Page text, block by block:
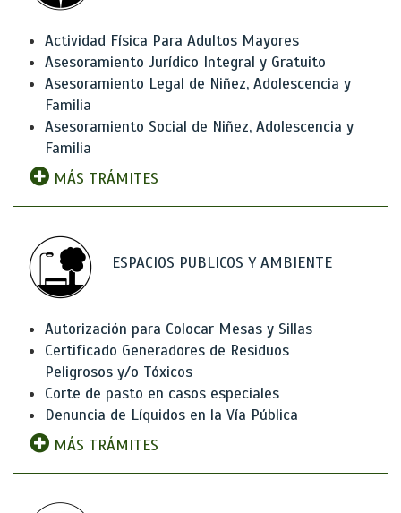
Actividad Física Para Adultos Mayores
Asesoramiento Jurídico Integral y Gratuito
Asesoramiento Legal de Niñez, Adolescencia y
Familia
Asesoramiento Social de Niñez, Adolescencia y
Familia
MÁS TRÁMITES
ESPACIOS PUBLICOS Y AMBIENTE
Autorización para Colocar Mesas y Sillas
Certificado Generadores de Residuos
Peligrosos y/o Tóxicos
Corte de pasto en casos especiales
Denuncia de Líquidos en la Vía Pública
MÁS TRÁMITES